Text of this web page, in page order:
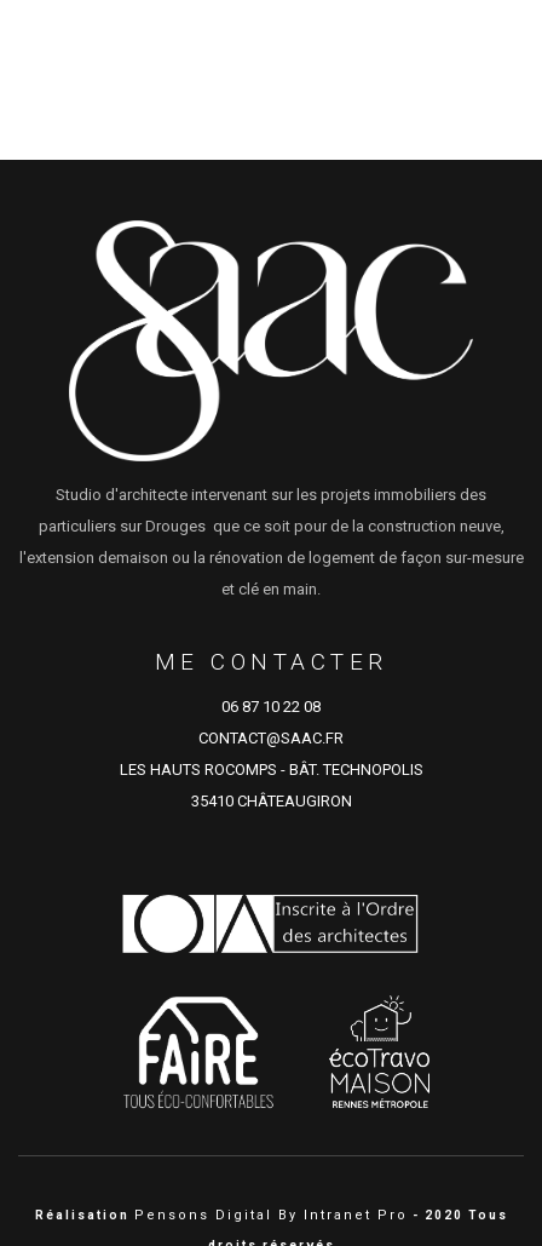
Studio d'architecte intervenant sur les projets immobiliers des
particuliers sur Drouges que ce soit pour de la construction neuve,
l'extension demaison ou la rénovation de logement de façon sur-mesure
et clé en main.
ME CONTACTER
06 87 10 22 08
CONTACT@SAAC.FR
LES HAUTS ROCOMPS - BÂT. TECHNOPOLIS
35410 CHÂTEAUGIRON
Réalisation Pensons Digital By Intranet Pro - 2020 Tous